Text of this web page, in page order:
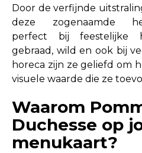
Door de verfijnde
deze zogenaamde
perfect bij feestelijke
gebraad, wild en ook bij
horeca zijn ze geliefd om
visuele waarde die ze
Waarom
Duchesse op
menukaart?